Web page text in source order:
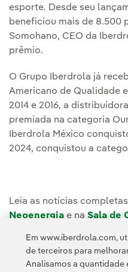
esporte. Desde seu
beneficiou mais de 8.500
Somohano, CEO da
prêmio.
O Grupo Iberdrola já
Americano de Qualidade
2014 e 2016, a
premiada na categoria
Iberdrola México
2024, conquistou a
Leia as notícias
Neoenergia e na Sala de
Em www.iberdrola.com,
de terceiros para
Analisamos a quantidade